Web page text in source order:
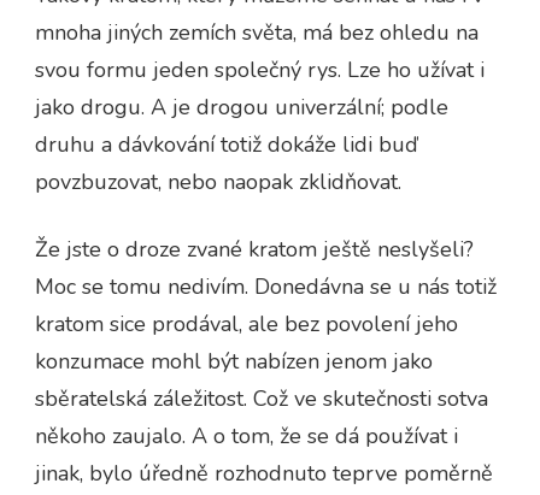
mnoha jiných zemích světa, má bez ohledu na
svou formu jeden společný rys. Lze ho užívat i
jako drogu. A je drogou univerzální; podle
druhu a dávkování totiž dokáže lidi buď
povzbuzovat, nebo naopak zklidňovat.
Že jste o droze zvané kratom ještě neslyšeli?
Moc se tomu nedivím. Donedávna se u nás totiž
kratom sice prodával, ale bez povolení jeho
konzumace mohl být nabízen jenom jako
sběratelská záležitost. Což ve skutečnosti sotva
někoho zaujalo. A o tom, že se dá používat i
jinak, bylo úředně rozhodnuto teprve poměrně